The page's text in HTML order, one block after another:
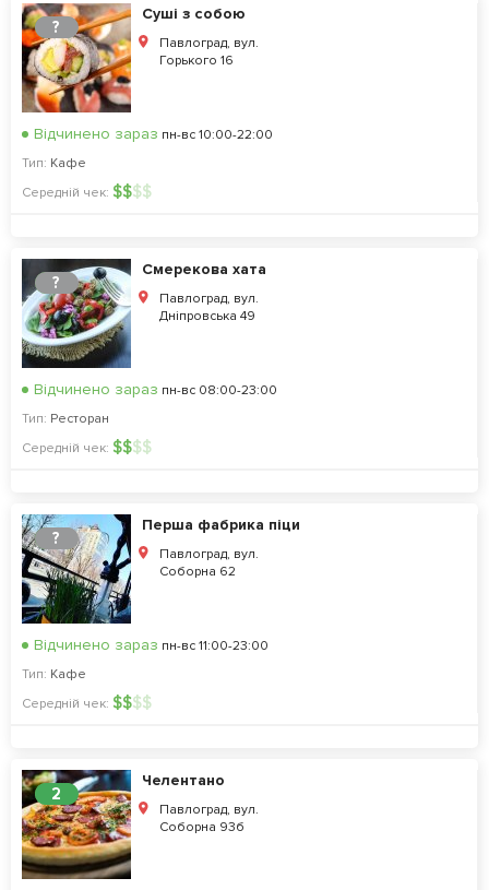
?
Суші з собою
Павлоград, вул.
Горького 16
Відчинено зараз пн-вс 10:00-22:00
Тип: Кафе
Середній чек: $$$$
?
Смерекова хата
Павлоград, вул.
Дніпровська 49
Відчинено зараз пн-вс 08:00-23:00
Тип: Ресторан
Середній чек: $$$$
?
Перша фабрика піци
Павлоград, вул.
Соборна 62
Відчинено зараз пн-вс 11:00-23:00
Тип: Кафе
Середній чек: $$$$
2
Челентано
Павлоград, вул.
Соборна 93б